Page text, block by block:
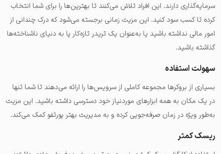
سرمایه‌‌گذاری دارند. این افراد تلاش می‌کنند تا بهترین‌ها را برای شما انتخاب
کرده تا کسب سود کنید. این مزیت زمانی برجسته می‌شود که درک چندانی از
امور مالی نداشته باشید یا به‌عنوان یک تریدر تازه‌کار پا به دنیای ناشناخته‌ها
گذاشته باشید.
سهولت استفاده
بسیاری از بروکرها مجموعه کاملی از سرویس‌ها را ارائه می‌دهند تا شما تنها
در یک مکان به همه ابزارهای موردنیاز خود دسترسی داشته باشید. این مزیت
به‌طور ویژه در زمان صرفه‌جویی کرده و به مدیریت بهتر پورتفو کمک می‌کند.
ریسک کمتر